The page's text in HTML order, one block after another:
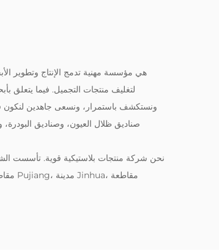
لتغليف منتجات التجميل. فيما يتعلق
ونستكشف باستمرار، ونسعى جاهدين لنكون
صناديق ظلال العيون، وصناديق البودرة،